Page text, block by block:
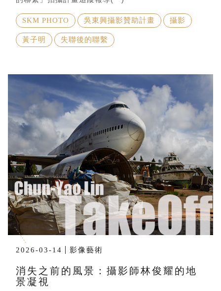
SKM PHOTO 吳東興攝影贊助計畫 攝影
黃子明 失聯後的聯繫
2026-03-14 影像藝術
消失之前的風景：攝影師林俊耀的地
景凝視